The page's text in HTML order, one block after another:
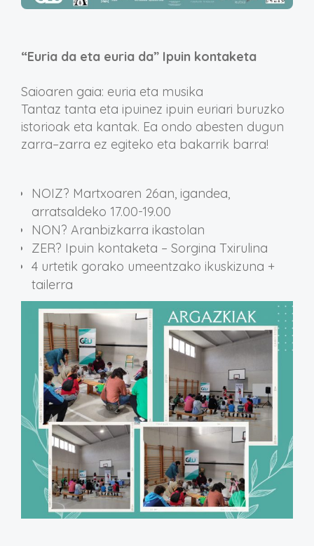
“Euria da eta euria da” Ipuin kontaketa
Saioaren gaia: euria eta musika
Tantaz tanta eta ipuinez ipuin euriari buruzko
istorioak eta kantak. Ea ondo abesten dugun
zarra–zarra ez egiteko eta bakarrik barra!
NOIZ? Martxoaren 26an, igandea,
arratsaldeko 17.00-19.00
NON? Aranbizkarra ikastolan
ZER? Ipuin kontaketa – Sorgina Txirulina
4 urtetik gorako umeentzako ikuskizuna +
tailerra